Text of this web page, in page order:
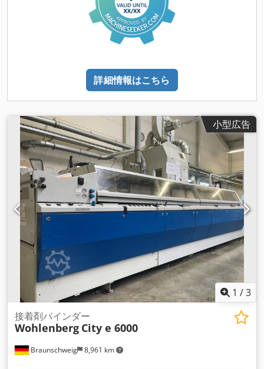
詳細情報はこちら
小型広告
1 /3
Braunschweig 8,961 km
接着剤バインダー
Wohlenberg City e 6000